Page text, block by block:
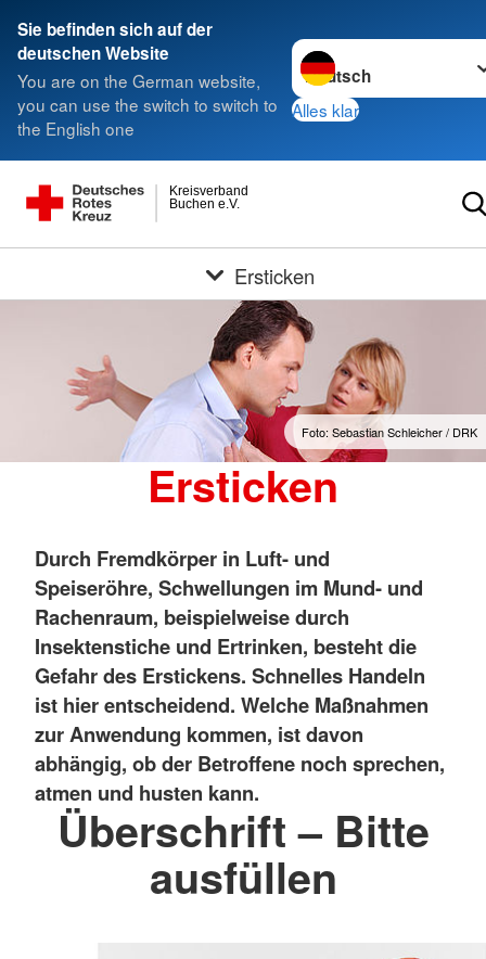
Sie befinden sich auf der
deutschen Website
You are on the German website,
you can use the switch to switch to
the English one
Sprache wechseln zu
Alles klar
Buchen e.V.
Kreisverband
Ersticken
Foto: Sebastian Schleicher / DRK
Ersticken
Durch Fremdkörper in Luft- und
Speiseröhre, Schwellungen im Mund- und
Rachenraum, beispielweise durch
Insektenstiche und Ertrinken, besteht die
Gefahr des Erstickens. Schnelles Handeln
ist hier entscheidend. Welche Maßnahmen
zur Anwendung kommen, ist davon
abhängig, ob der Betroffene noch sprechen,
atmen und husten kann.
Überschrift – Bitte
ausfüllen